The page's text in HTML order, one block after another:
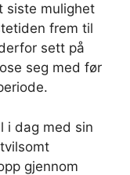
siste mulighet
frem til
sett på
seg med før
i dag med sin
gjennom